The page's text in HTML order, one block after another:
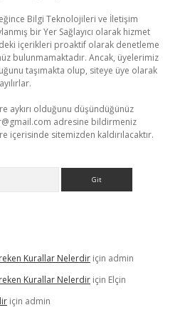
Bilgi Teknolojileri ve İletişim
bir Yer Sağlayıcı olarak hizmet
içerikleri proaktif olarak denetleme
bulunmamaktadır. Ancak, üyelerimiz
taşımakta olup, siteye üye olarak
aykırı olduğunu düşündüğünüz
adresine bildirmeniz
içerisinde sitemizden kaldırılacaktır.
Kurallar Nelerdir için admin
Kurallar Nelerdir için Elçin
için admin